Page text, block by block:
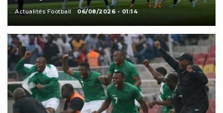
Actualités Football 06/08/2026 - 01:14